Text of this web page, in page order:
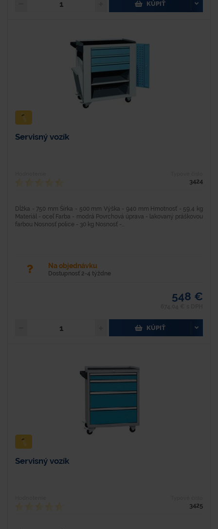
KÚPIŤ
Servisný vozík
3424
Dĺžka - 750 mm Šírka - 500 mm Výška - 940 mm Hmotnosť - 59,4 kg
Materiál - oceľ Farba - modrá Povrchová úprava - lakovaný práškovou
farbou Nosnosť police - 30 kg Nosnosť -...
Na objednávku
Dostupnosť 2-4 týždne
548 €
KÚPIŤ
Servisný vozík
3425